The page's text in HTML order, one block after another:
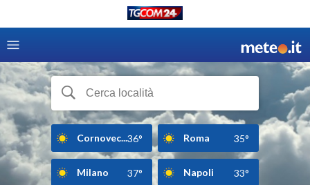
Cornovec...36° Roma 35°
Milano 37° Napoli 33°